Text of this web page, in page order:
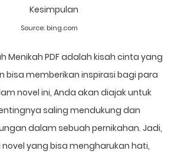
Source: bing.com
Menikah PDF adalah kisah cinta yang
bisa memberikan inspirasi bagi para
novel ini, Anda akan diajak untuk
saling mendukung dan
dalam sebuah pernikahan. Jadi,
yang bisa mengharukan hati,